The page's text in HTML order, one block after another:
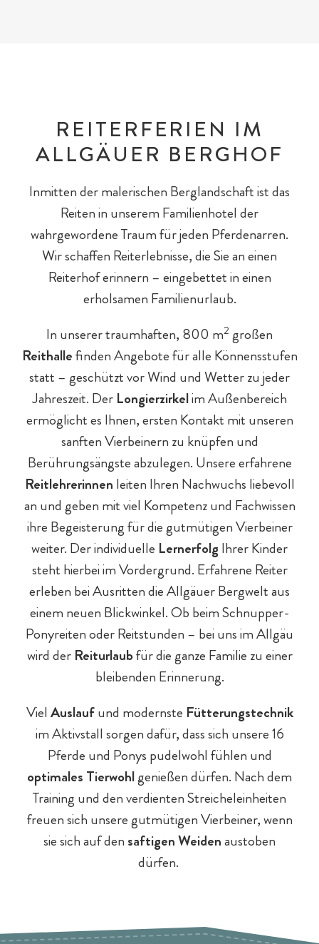
REITERFERIEN IM
ALLGÄUER BERGHOF
Inmitten der malerischen Berglandschaft ist das
Reiten in unserem Familienhotel der
wahrgewordene Traum für jeden Pferdenarren.
Wir schaffen Reiterlebnisse, die Sie an einen
Reiterhof erinnern – eingebettet in einen
erholsamen Familienurlaub.
In unserer traumhaften, 800 m2 großen
Reithallefinden Angebote für alle Könnensstufen
statt – geschützt vor Wind und Wetter zu jeder
Jahreszeit. Der Longierzirkelim Außenbereich
ermöglicht es Ihnen, ersten Kontakt mit unseren
sanften Vierbeinern zu knüpfen und
Berührungsängste abzulegen. Unsere erfahrene
Reitlehrerinnen leiten Ihren Nachwuchs liebevoll
an und geben mit viel Kompetenz und Fachwissen
ihre Begeisterung für die gutmütigen Vierbeiner
weiter. Der individuelle Lernerfolg Ihrer Kinder
steht hierbei im Vordergrund. Erfahrene Reiter
erleben bei Ausritten die Allgäuer Bergwelt aus
einem neuen Blickwinkel. Ob beim Schnupper-
Ponyreiten oder Reitstunden – bei uns im Allgäu
wird der Reiturlaubfür die ganze Familie zu einer
bleibenden Erinnerung.
Viel Auslaufund modernste Fütterungstechnik
im Aktivstall sorgen dafür, dass sich unsere 16
Pferde und Ponys pudelwohl fühlen und
optimales Tierwohlgenießen dürfen. Nach dem
Training und den verdienten Streicheleinheiten
freuen sich unsere gutmütigen Vierbeiner, wenn
sie sich auf den saftigen Weidenaustoben
dürfen.
Outdoor-Sport & Tennis